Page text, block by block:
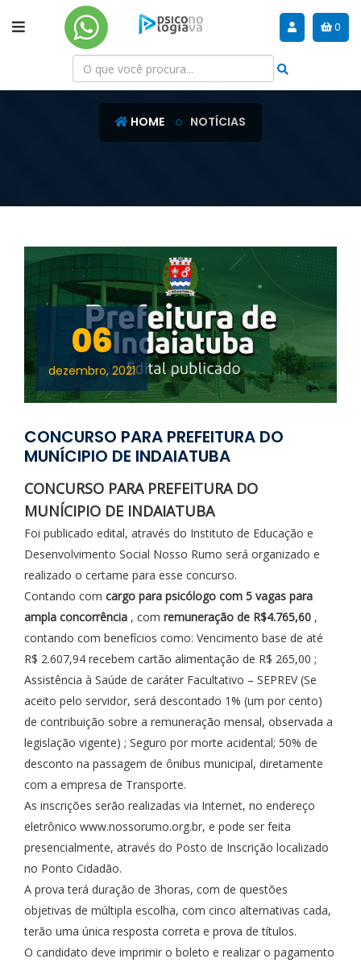
0
NOTÍCIAS
HOME NOTÍCIAS
06
dezembro, 2021
CONCURSO PARA PREFEITURA DO
MUNÍCIPIO DE INDAIATUBA
CONCURSO PARA PREFEITURA DO
MUNÍCIPIO DE INDAIATUBA
Foi publicado edital, através do Instituto de Educação e
Desenvolvimento Social Nosso Rumo será organizado e
realizado o certame para esse concurso.
Contando com cargo para psicólogo com 5 vagas para
ampla concorrência , com remuneração de R$4.765,60 ,
contando com benefícios como: Vencimento base de até
R$ 2.607,94 recebem cartão alimentação de R$ 265,00 ;
Assistência à Saúde de caráter Facultativo – SEPREV (Se
aceito pelo servidor, será descontado 1% (um por cento)
de contribuição sobre a remuneração mensal, observada a
legislação vigente) ; Seguro por morte acidental; 50% de
desconto na passagem de ônibus municipal, diretamente
com a empresa de Transporte.
As inscrições serão realizadas via Internet, no endereço
eletrônico www.nossorumo.org.br, e pode ser feita
presencialmente, através do Posto de Inscrição localizado
no Ponto Cidadão.
A prova terá duração de 3horas, com de questões
objetivas de múltipla escolha, com cinco alternativas cada,
terão uma única resposta correta e prova de títulos.
O candidato deve imprimir o boleto e realizar o pagamento